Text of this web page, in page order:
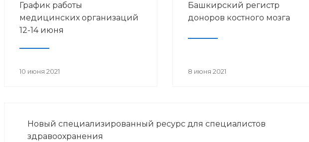
График работы
медицинских организаций
12-14 июня
10 июня 2021
Башкирский регистр
доноров костного мозга
8 июня 2021
Новый специализированный ресурс для специалистов
здравоохранения